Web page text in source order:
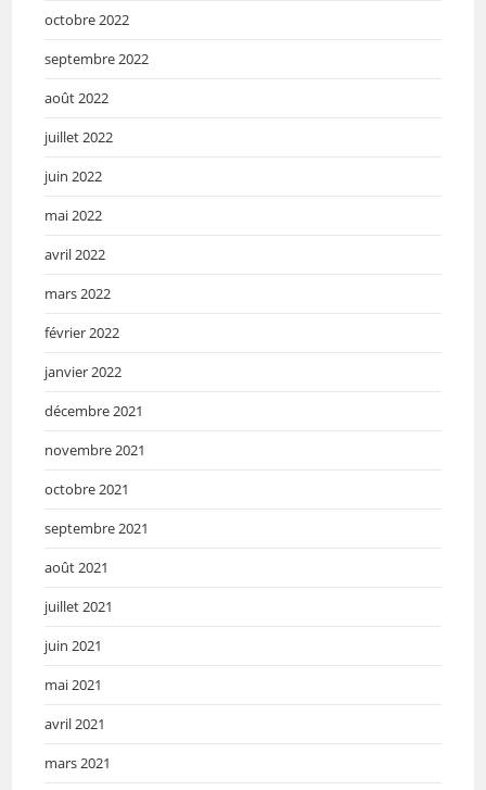
octobre 2022
septembre 2022
août 2022
juillet 2022
juin 2022
mai 2022
avril 2022
mars 2022
février 2022
janvier 2022
décembre 2021
novembre 2021
octobre 2021
septembre 2021
août 2021
juillet 2021
juin 2021
mai 2021
avril 2021
mars 2021